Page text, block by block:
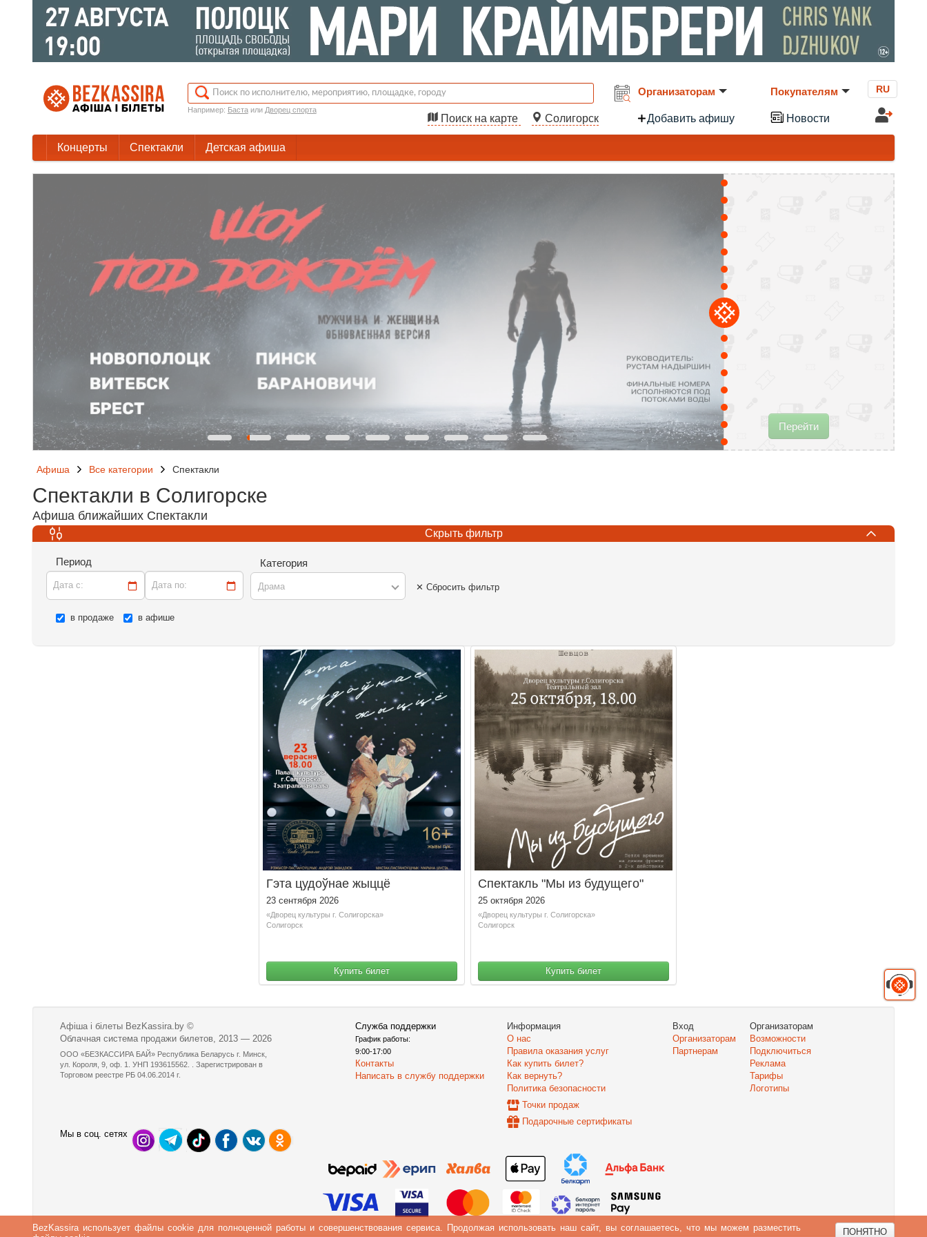
BezKassira использует файлы cookie для полноценной работы и совершенствования сервиса. Продолжая использовать наш сайт, вы соглашаетесь, что мы можем разместить
ПОНЯТНО
Например: Бастаили Дворец спорта
Поиск на карте Солигорск
Организаторам
Добавить афишу
Покупателям
Новости
RU
Концерты Спектакли Детская афиша
Перейти
Афиша Все категории Спектакли
Спектакли в Солигорске
Афиша ближайших Спектакли
Скрыть фильтр
Период
Дата c: Дата по:
Категория
Драма ✕ Сбросить фильтр
в продаже в афише
Гэта цудоўнае жыццё
23 сентября 2026
«Дворец культуры г. Солигорска»
Солигорск
Купить билет
Спектакль "Мы из будущего"
25 октября 2026
«Дворец культуры г. Солигорска»
Солигорск
Купить билет
Афіша і білеты BezKassira.by ©
Облачная система продажи билетов, 2013 — 2026
ООО «БЕЗКАССИРА БАЙ» Республика Беларусь г. Минск,
ул. Короля, 9, оф. 1. УНП 193615562. . Зарегистрирован в
Торговом реестре РБ 04.06.2014 г.
Служба поддержки
График работы:
9:00-17:00
Контакты
Написать в службу поддержки
Информация
О нас
Правила оказания услуг
Как купить билет?
Как вернуть?
Политика безопасности
Точки продаж
Подарочные сертификаты
Вход
Организаторам
Партнерам
Организаторам
Возможности
Подключиться
Реклама
Тарифы
Логотипы
Мы в соц. сетях